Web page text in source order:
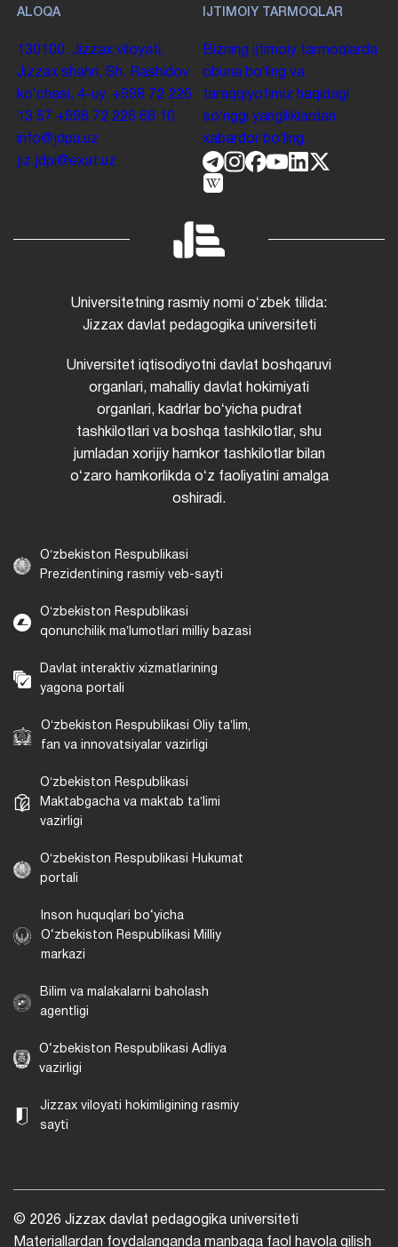
ALOQA
130100. Jizzax viloyati,
Jizzax shahri, Sh. Rashidov
koʻchasi, 4-uy. +998 72 226
13 57 +998 72 226 68 10
info@jdpu.uz
jiz.jdpi@exat.uz
IJTIMOIY TARMOQLAR
Bizning ijtimoiy tarmoqlarda
obuna boʻling va
taraqqiyotimiz haqidagi
soʻnggi yangiliklardan
xabardor boʻling.
Universitetning rasmiy nomi oʻzbek tilida:
Jizzax davlat pedagogika universiteti
Universitet iqtisodiyotni davlat boshqaruvi
organlari, mahalliy davlat hokimiyati
organlari, kadrlar boʻyicha pudrat
tashkilotlari va boshqa tashkilotlar, shu
jumladan xorijiy hamkor tashkilotlar bilan
oʻzaro hamkorlikda oʻz faoliyatini amalga
oshiradi.
Oʻzbekiston Respublikasi
Prezidentining rasmiy veb-sayti
Oʻzbekiston Respublikasi
qonunchilik maʼlumotlari milliy bazasi
Davlat interaktiv xizmatlarining
yagona portali
Oʻzbekiston Respublikasi Oliy taʼlim,
fan va innovatsiyalar vazirligi
Oʻzbekiston Respublikasi
Maktabgacha va maktab taʼlimi
vazirligi
Oʻzbekiston Respublikasi Hukumat
portali
Inson huquqlari bo‘yicha
O‘zbekiston Respublikasi Milliy
markazi
Bilim va malakalarni baholash
agentligi
O‘zbekiston Respublikasi Adliya
vazirligi
Jizzax viloyati hokimligining rasmiy
sayti
© 2026 Jizzax davlat pedagogika universiteti
Materiallardan foydalanganda manbaga faol havola qilish